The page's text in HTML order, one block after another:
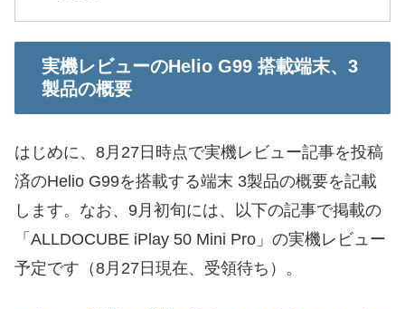
実機レビューのHelio G99 搭載端末、3
製品の概要
はじめに、8月27日時点で実機レビュー記事を投稿
済のHelio G99を搭載する端末 3製品の概要を記載
します。なお、9月初旬には、以下の記事で掲載の
「ALLDOCUBE iPlay 50 Mini Pro」の実機レビュー
予定です（8月27日現在、受領待ち）。